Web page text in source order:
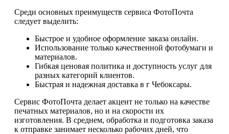
Среди основных преимуществ сервиса ФотоПочта
следует выделить:
Быстрое и удобное оформление заказа онлайн.
Использование только качественной фотобумаги и
материалов.
Гибкая ценовая политика и доступность услуг для
разных категорий клиентов.
Быстрая и надежная доставка в г Чебоксары.
Сервис ФотоПочта делает акцент не только на качестве
печатных материалов, но и на скорости их
изготовления. В среднем, обработка и подготовка заказа
к отправке занимает несколько рабочих дней, что